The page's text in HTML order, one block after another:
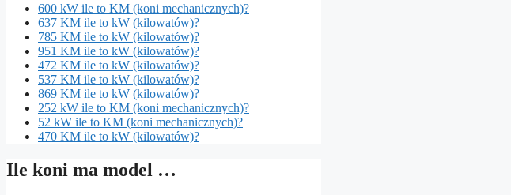
600 kW ile to KM (koni mechanicznych)?
637 KM ile to kW (kilowatów)?
785 KM ile to kW (kilowatów)?
951 KM ile to kW (kilowatów)?
472 KM ile to kW (kilowatów)?
537 KM ile to kW (kilowatów)?
869 KM ile to kW (kilowatów)?
252 kW ile to KM (koni mechanicznych)?
52 kW ile to KM (koni mechanicznych)?
470 KM ile to kW (kilowatów)?
Ile koni ma model …